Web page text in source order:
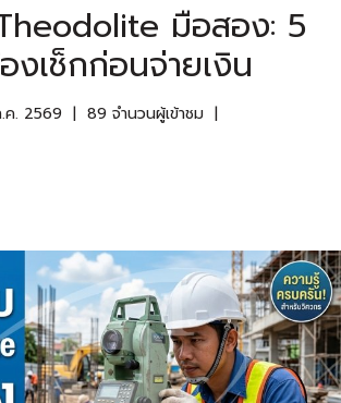
มือสอง: 5
เช็กก่อนจ่ายเงิน
. 2569 | 89 จำนวนผู้เข้าชม |